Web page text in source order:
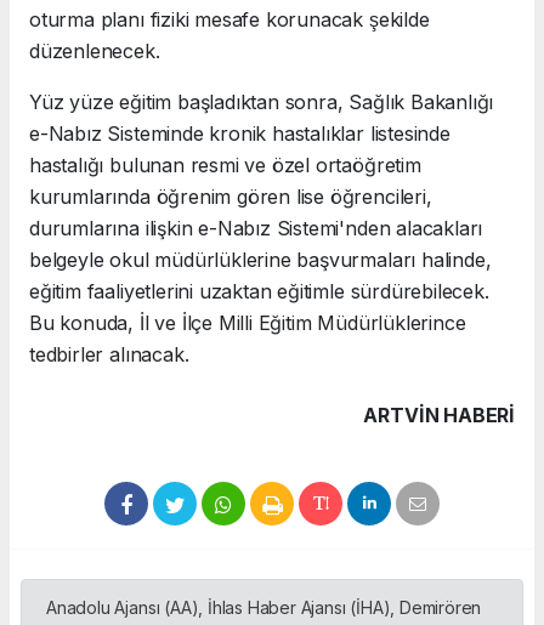
oturma planı fiziki mesafe korunacak şekilde
düzenlenecek.
Yüz yüze eğitim başladıktan sonra, Sağlık Bakanlığı
e-Nabız Sisteminde kronik hastalıklar listesinde
hastalığı bulunan resmi ve özel ortaöğretim
kurumlarında öğrenim gören lise öğrencileri,
durumlarına ilişkin e-Nabız Sistemi'nden alacakları
belgeyle okul müdürlüklerine başvurmaları halinde,
eğitim faaliyetlerini uzaktan eğitimle sürdürebilecek.
Bu konuda, İl ve İlçe Milli Eğitim Müdürlüklerince
tedbirler alınacak.
ARTVIN HABERİ
Anadolu Ajansı (AA), İhlas Haber Ajansı (İHA), Demirören